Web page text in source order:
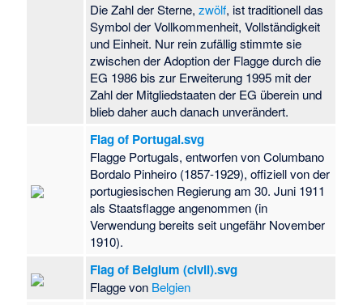
Die Zahl der Sterne,zwölf, ist traditionell das
Symbol der Vollkommenheit, Vollständigkeit
und Einheit. Nur rein zufällig stimmte sie
zwischen der Adoption der Flagge durch die
EG 1986 bis zur Erweiterung 1995 mit der
Zahl der Mitgliedstaaten der EG überein und
blieb daher auch danach unverändert.
Flag of Portugal.svg
Flagge Portugals, entworfen von Columbano
Bordalo Pinheiro (1857-1929), offiziell von der
portugiesischen Regierung am 30. Juni 1911
als Staatsflagge angenommen (in
Verwendung bereits seit ungefähr November
1910).
Flag of Belgium (civil).svg
Flagge von Belgien